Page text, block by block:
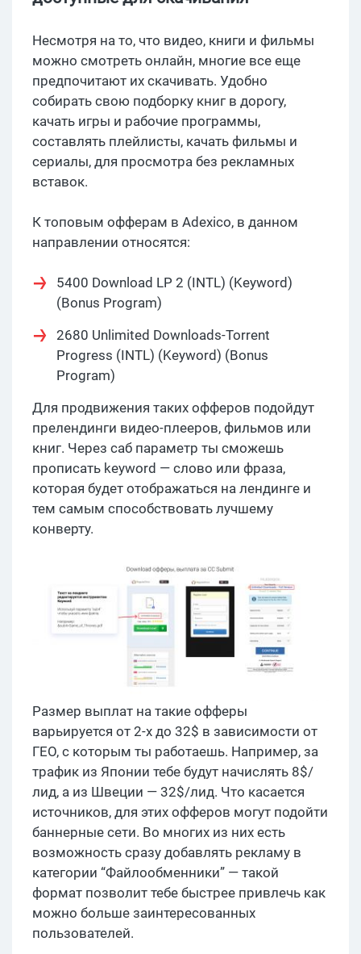
Несмотря на то, что видео, книги и фильмы
можно смотреть онлайн, многие все еще
предпочитают их скачивать. Удобно
собирать свою подборку книг в дорогу,
качать игры и рабочие программы,
составлять плейлисты, качать фильмы и
сериалы, для просмотра без рекламных
вставок.
К топовым офферам в Adexico, в данном
направлении относятся:
5400 Download LP 2 (INTL) (Keyword)
(Bonus Program)
2680 Unlimited Downloads-Torrent
Progress (INTL) (Keyword) (Bonus
Program)
Для продвижения таких офферов подойдут
прелендинги видео-плееров, фильмов или
книг. Через саб параметр ты сможешь
прописать keyword — слово или фраза,
которая будет отображаться на лендинге и
тем самым способствовать лучшему
конверту.
Размер выплат на такие офферы
варьируется от 2-х до 32$ в зависимости от
ГЕО, с которым ты работаешь. Например, за
трафик из Японии тебе будут начислять 8$/
лид, а из Швеции — 32$/лид. Что касается
источников, для этих офферов могут подойти
баннерные сети. Во многих из них есть
возможность сразу добавлять рекламу в
категории “Файлообменники” — такой
формат позволит тебе быстрее привлечь как
можно больше заинтересованных
пользователей.